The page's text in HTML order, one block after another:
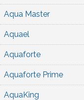
Aqua Master
Aquael
Aquaforte
Aquaforte Prime
AquaKing